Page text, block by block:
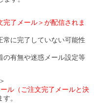
了メール＞が配信されま
常に完了していない可能性
の有無や迷惑メール設定等
ル（ご注文完了メールと決
。